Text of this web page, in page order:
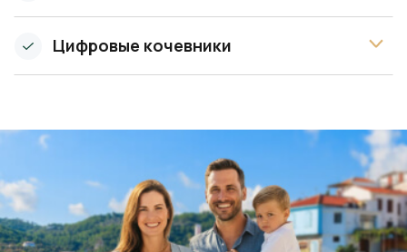
Цифровые кочевники